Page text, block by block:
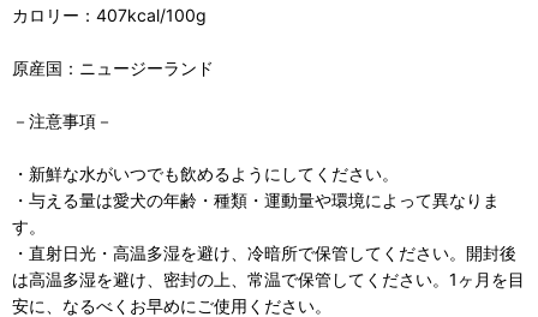
カロリー：407kcal/100g
原産国：ニュージーランド
－注意事項－
・新鮮な水がいつでも飲めるようにしてください。
・与える量は愛犬の年齢・種類・運動量や環境によって異なりま
す。
・直射日光・高温多湿を避け、冷暗所で保管してください。開封後
は高温多湿を避け、密封の上、常温で保管してください。1ヶ月を目
安に、なるべくお早めにご使用ください。